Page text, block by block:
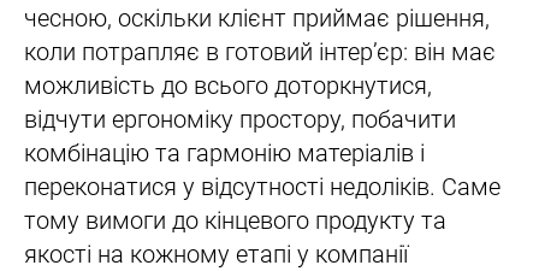
чесною, оскільки клієнт приймає рішення,
коли потрапляє в готовий інтер’єр: він має
можливість до всього доторкнутися,
відчути ергономіку простору, побачити
комбінацію та гармонію матеріалів і
переконатися у відсутності недоліків. Саме
тому вимоги до кінцевого продукту та
якості на кожному етапі у компанії